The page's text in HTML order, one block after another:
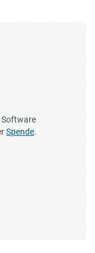
Software
Spende.